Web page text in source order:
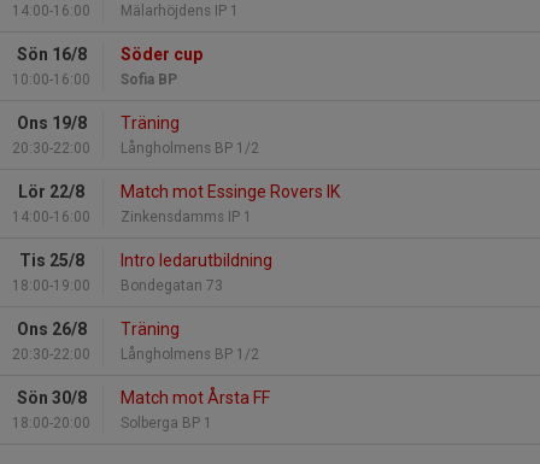
14:00-16:00 Mälarhöjdens IP 1
Sön 16/8
10:00-16:00
Söder cup
Sofia BP
Ons 19/8
20:30-22:00
Träning
Långholmens BP 1/2
Lör 22/8
14:00-16:00
Match mot Essinge Rovers IK
Zinkensdamms IP 1
Tis 25/8
18:00-19:00
Intro ledarutbildning
Bondegatan 73
Ons 26/8
20:30-22:00
Träning
Långholmens BP 1/2
Sön 30/8
18:00-20:00
Match mot Årsta FF
Solberga BP 1